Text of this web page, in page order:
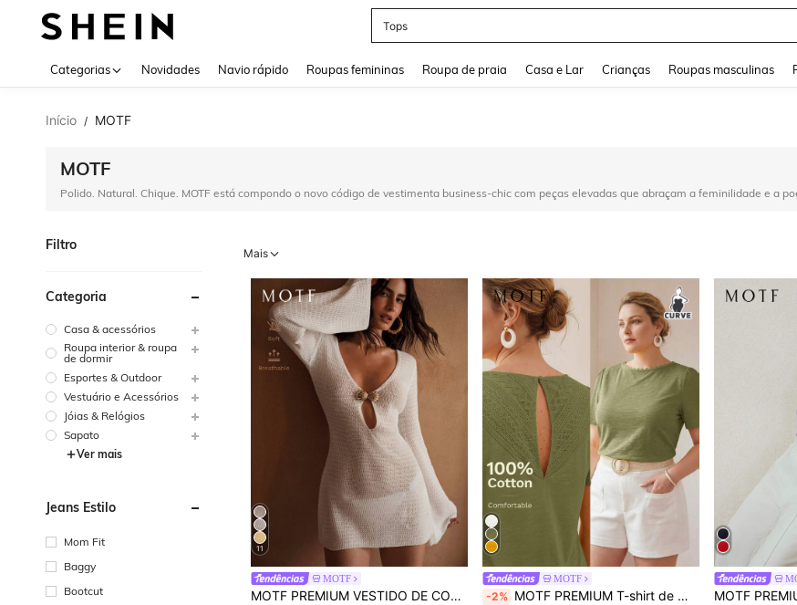
Tops
Categorias Novidades Navio rápido Roupas femininas Roupa de praia Casa e Lar Crianças Roupas masculinas
Início / MOTF
MOTF
Polido. Natural. Chique. MOTF está compondo o novo código de vestimenta business-chic com peças elevadas que abraçam a feminilidade e a
Filtro
Categoria
Casa & acessórios
Roupa interior & roupa
de dormir
Esportes & Outdoor
Vestuário e Acessórios
Jóias & Relógios
Sapato
Ver mais
Jeans Estilo
Mom Fit
Baggy
Bootcut
Mais
11
MOTF
MOTF PREMIUM VESTIDO DE COBERTURA COM DECORAÇÃO DE CONCHA DE METAL
MOTF
-2% MOTF PREMIUM T-shirt de manga curta para mulher plus size, 100% algodão puro, com costas recortadas e renda texturada